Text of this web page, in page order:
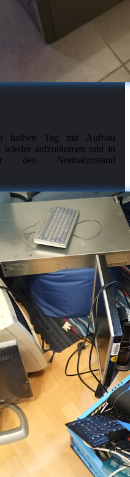
halben Tag mit Aufbau
aufzuräumen und in
den Normalzustand